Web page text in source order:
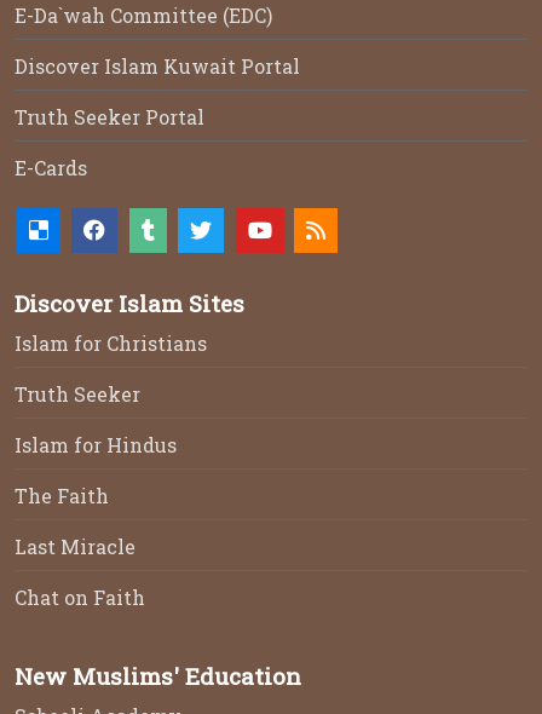
E-Da`wah Committee (EDC)
Discover Islam Kuwait Portal
Truth Seeker Portal
E-Cards
Discover Islam Sites
Islam for Christians
Truth Seeker
Islam for Hindus
The Faith
Last Miracle
Chat on Faith
New Muslims' Education